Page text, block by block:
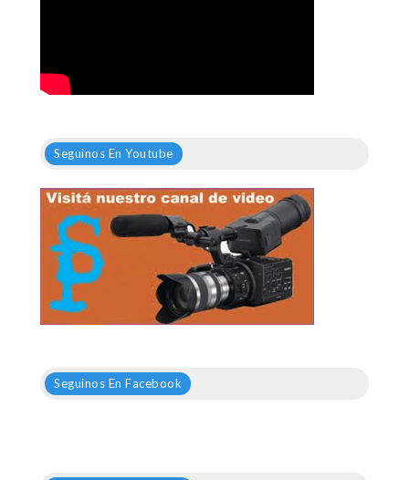
Seguinos En Youtube
Seguinos En Facebook